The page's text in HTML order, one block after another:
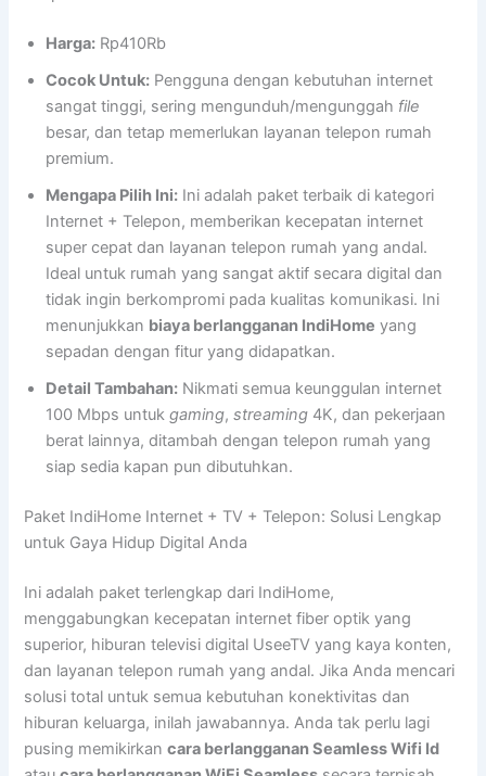
Harga: Rp410Rb
Cocok Untuk: Pengguna dengan kebutuhan internet
sangat tinggi, sering mengunduh/mengunggah file
besar, dan tetap memerlukan layanan telepon rumah
premium.
Mengapa Pilih Ini: Ini adalah paket terbaik di kategori
Internet + Telepon, memberikan kecepatan internet
super cepat dan layanan telepon rumah yang andal.
Ideal untuk rumah yang sangat aktif secara digital dan
tidak ingin berkompromi pada kualitas komunikasi. Ini
menunjukkan biaya berlangganan IndiHome yang
sepadan dengan fitur yang didapatkan.
Detail Tambahan: Nikmati semua keunggulan internet
100 Mbps untukgaming,streaming 4K, dan pekerjaan
berat lainnya, ditambah dengan telepon rumah yang
siap sedia kapan pun dibutuhkan.
Paket IndiHome Internet + TV + Telepon: Solusi Lengkap
untuk Gaya Hidup Digital Anda
Ini adalah paket terlengkap dari IndiHome,
menggabungkan kecepatan internet fiber optik yang
superior, hiburan televisi digital UseeTV yang kaya konten,
dan layanan telepon rumah yang andal. Jika Anda mencari
solusi total untuk semua kebutuhan konektivitas dan
hiburan keluarga, inilah jawabannya. Anda tak perlu lagi
pusing memikirkancara berlangganan Seamless Wifi Id